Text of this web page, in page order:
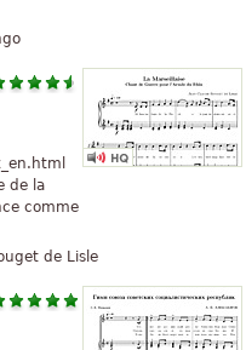
de la
comme
de Lisle